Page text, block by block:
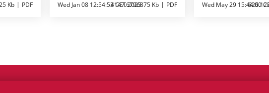
Kb PDF Wed Jan 08 12:54:53 CET 2025
4147.6796875 Kb PDF Wed May 29 15:44:00